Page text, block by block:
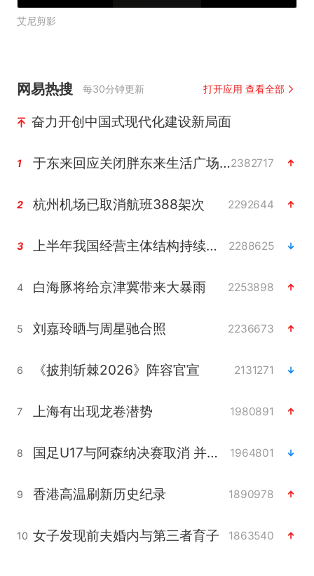
艾尼剪影
网易热搜 每30分钟更新 打开应用 查看全部
奋力开创中国式现代化建设新局面
1 于东来回应关闭胖东来生活广场店2382717
2 杭州机场已取消航班388架次 2292644
3 上半年我国经营主体结构持续优化 2288625
4 白海豚将给京津冀带来大暴雨 2253898
5 刘嘉玲晒与周星驰合照 2236673
6 《披荆斩棘2026》阵容官宣 2131271
7 上海有出现龙卷潜势 1980891
8 国足U17与阿森纳决赛取消 并列冠军 1964801
9 香港高温刷新历史纪录 1890978
10 女子发现前夫婚内与第三者育子 1863540